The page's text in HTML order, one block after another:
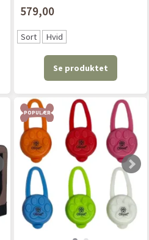
579,00
Sort Hvid
Se produktet
POPULÆR